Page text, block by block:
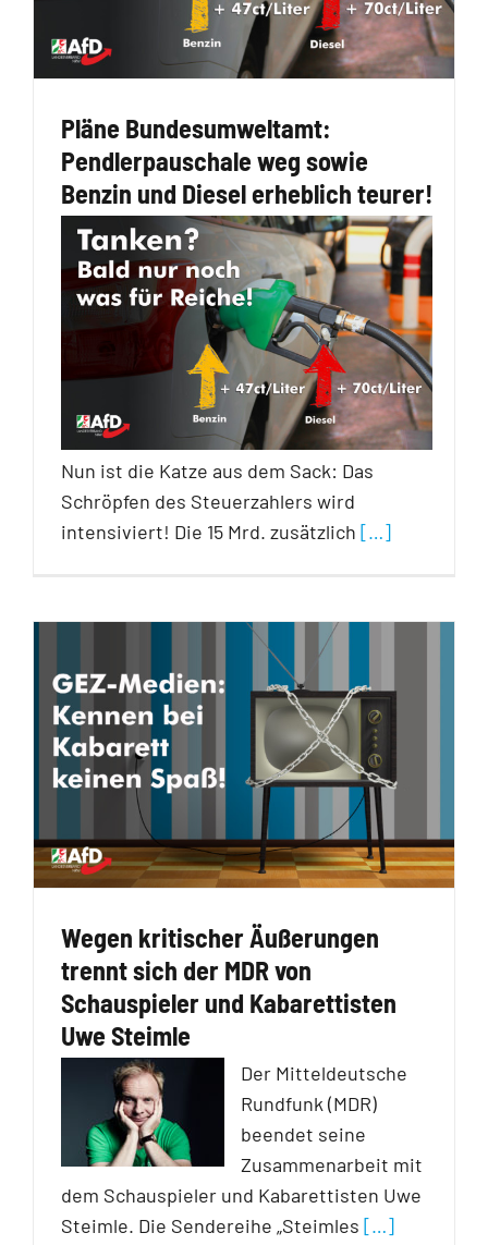
Pläne Bundesumweltamt:
Pendlerpauschale weg sowie
Benzin und Diesel erheblich teurer!
Nun ist die Katze aus dem Sack: Das
Schröpfen des Steuerzahlers wird
intensiviert! Die 15 Mrd. zusätzlich […]
Wegen kritischer Äußerungen
trennt sich der MDR von
Schauspieler und Kabarettisten
Uwe Steimle
Der Mitteldeutsche
Rundfunk (MDR)
beendet seine
Zusammenarbeit mit
dem Schauspieler und Kabarettisten Uwe
Steimle. Die Sendereihe „Steimles […]